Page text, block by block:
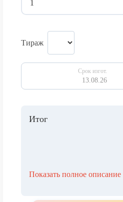
Тираж
Срок изгот.
13.08.26
Итог
Показать полное описание